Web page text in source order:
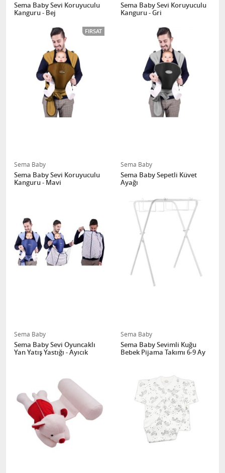
Sema Baby Sevi Koruyuculu
Kanguru - Bej
FIRSAT
Sema Baby Sevi Koruyuculu
Kanguru - Gri
Sema Baby
Sema Baby Sevi Koruyuculu
Kanguru - Mavi
Sema Baby
Sema Baby Sepetli Küvet
Ayağı
Sema Baby
Sema Baby Sevi Oyuncaklı
Yan Yatış Yastığı - Ayıcık
Sema Baby
Sema Baby Sevimli Kuğu
Bebek Pijama Takımı 6-9 Ay